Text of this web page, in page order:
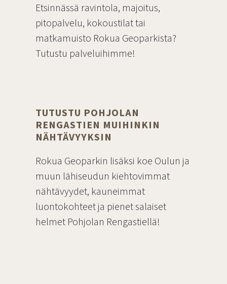
Etsinnässä ravintola, majoitus,
pitopalvelu, kokoustilat tai
matkamuisto Rokua Geoparkista?
Tutustu palveluihimme!
TUTUSTU POHJOLAN
RENGASTIEN MUIHINKIN
NÄHTÄVYYKSIN
Rokua Geoparkin lisäksi koe Oulun ja
muun lähiseudun kiehtovimmat
nähtävyydet, kauneimmat
luontokohteet ja pienet salaiset
helmet Pohjolan Rengastiellä!